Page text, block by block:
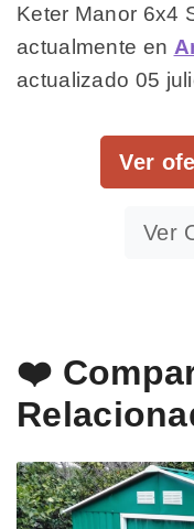
Keter Manor 6x4
actualmente en
actualizado 05
Ver
Ver
❤️